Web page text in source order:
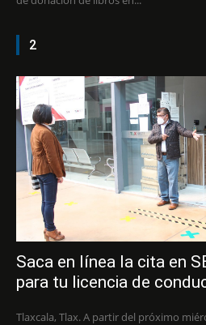
2
Saca en línea la cita en
para tu licencia de
Tlaxcala, Tlax. A partir del próximo